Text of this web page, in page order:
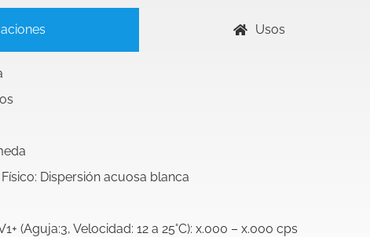
Usos
Dispersión acuosa blanca
(Aguja:3, Velocidad: 12 a 25°C): x.000 – x.000 cps